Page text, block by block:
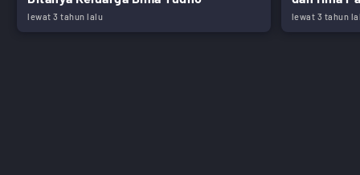
lewat 3 tahun lalu lewat 3 tahun